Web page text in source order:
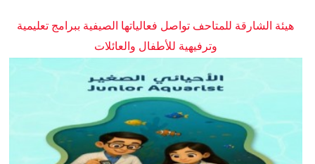
هيئة الشارقة للمتاحف تواصل فعالياتها الصيفية ببرامج تعليمية
وترفيهية للأطفال والعائلات